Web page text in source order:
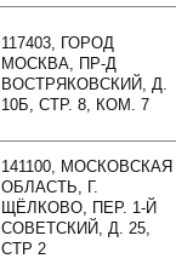
117403, ГОРОД
МОСКВА, ПР-Д
ВОСТРЯКОВСКИЙ, Д.
10Б, СТР. 8, КОМ. 7
141100, МОСКОВСКАЯ
ОБЛАСТЬ, Г.
ЩЁЛКОВО, ПЕР. 1-Й
СОВЕТСКИЙ, Д. 25,
СТР 2